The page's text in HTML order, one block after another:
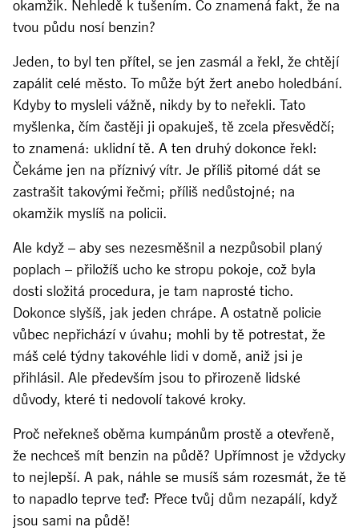
okamžik. Nehledě k tušením. Co znamená fakt, že na
tvou půdu nosí benzin?
Jeden, to byl ten přítel, se jen zasmál a řekl, že chtějí
zapálit celé město. To může být žert anebo holedbání.
Kdyby to mysleli vážně, nikdy by to neřekli. Tato
myšlenka, čím častěji ji opakuješ, tě zcela přesvědčí;
to znamená: uklidní tě. A ten druhý dokonce řekl:
Čekáme jen na příznivý vítr. Je příliš pitomé dát se
zastrašit takovými řečmi; příliš nedůstojné; na
okamžik myslíš na policii.
Ale když – aby ses nezesměšnil a nezpůsobil planý
poplach – přiložíš ucho ke stropu pokoje, což byla
dosti složitá procedura, je tam naprosté ticho.
Dokonce slyšíš, jak jeden chrápe. A ostatně policie
vůbec nepřichází v úvahu; mohli by tě potrestat, že
máš celé týdny takovéhle lidi v domě, aniž jsi je
přihlásil. Ale především jsou to přirozeně lidské
důvody, které ti nedovolí takové kroky.
Proč neřekneš oběma kumpánům prostě a otevřeně,
že nechceš mít benzin na půdě? Upřímnost je vždycky
to nejlepší. A pak, náhle se musíš sám rozesmát, že tě
to napadlo teprve teď: Přece tvůj dům nezapálí, když
jsou sami na půdě!